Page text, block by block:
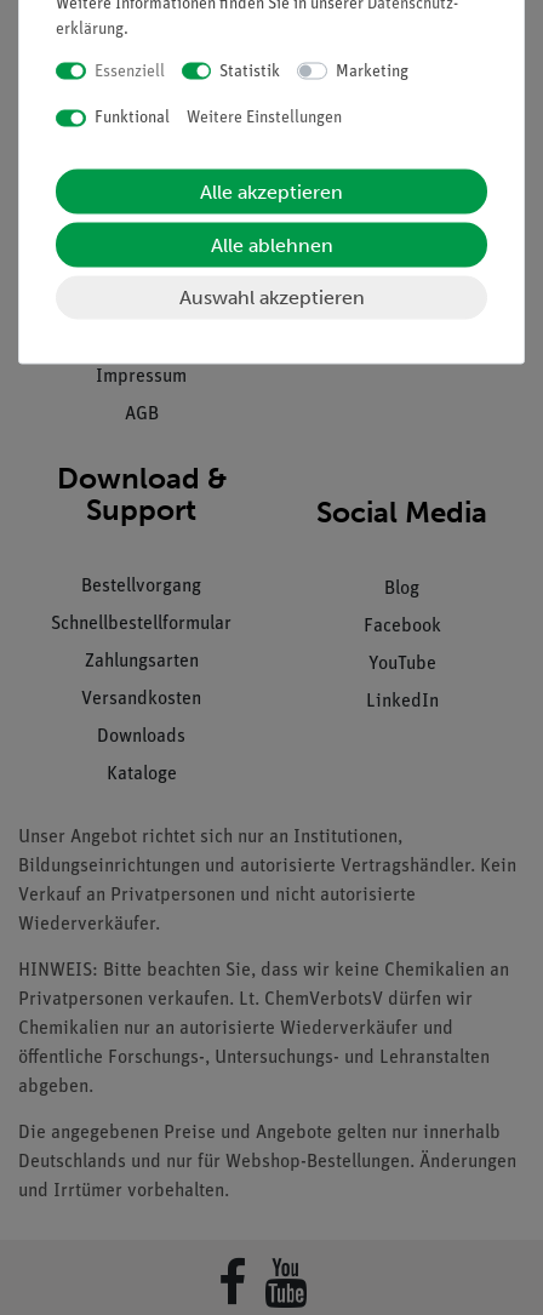
Informationen
Unternehmen
Stellenangebote
Kontakt
Hinweisgeberschutz
Impressum
AGB
Übersicht Service
Inventarisierungs- &
Einräumservice
Inbetriebnahme & Schulungen
Kundendienst
Download &
Support
Bestellvorgang
Schnellbestellformular
Zahlungsarten
Versandkosten
Downloads
Kataloge
Social Media
Blog
Facebook
YouTube
LinkedIn
Unser Angebot richtet sich nur an Institutionen,
Bildungseinrichtungen und autorisierte Vertragshändler. Kein
Verkauf an Privatpersonen und nicht autorisierte
Wiederverkäufer.
HINWEIS: Bitte beachten Sie, dass wir keine Chemikalien an
Privatpersonen verkaufen. Lt. ChemVerbotsV dürfen wir
Chemikalien nur an autorisierte Wiederverkäufer und
öffentliche Forschungs-, Untersuchungs- und Lehranstalten
abgeben.
Die angegebenen Preise und Angebote gelten nur innerhalb
Deutschlands und nur für Webshop-Bestellungen. Änderungen
und Irrtümer vorbehalten.
erklärung.
Essenziell Statistik Marketing
Funktional Weitere Einstellungen
Alle akzeptieren
Alle ablehnen
Auswahl akzeptieren